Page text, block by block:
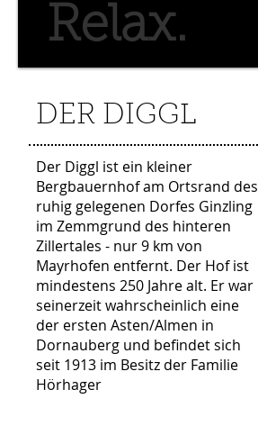
Relax.
DER DIGGL
Der Diggl ist ein kleiner
Bergbauernhof am Ortsrand des
ruhig gelegenen Dorfes Ginzling
im Zemmgrund des hinteren
Zillertales - nur 9 km von
Mayrhofen entfernt. Der Hof ist
mindestens 250 Jahre alt. Er war
seinerzeit wahrscheinlich eine
der ersten Asten/Almen in
Dornauberg und befindet sich
seit 1913 im Besitz der Familie
Hörhager